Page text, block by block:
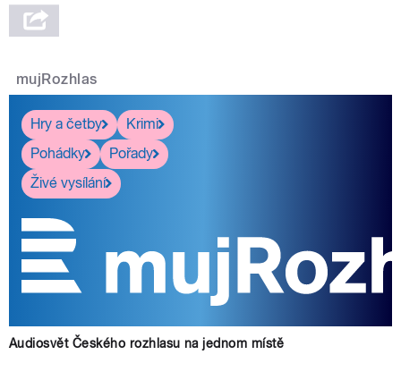
mujRozhlas
Hry a četby
Krimi
Pohádky
Pořady
Živé vysílání
Audiosvět Českého rozhlasu na jednom místě